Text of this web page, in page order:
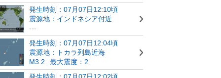
発生時刻：07月07日12:10頃
震源地：インドネシア付近
---
発生時刻：07月07日12:04頃
震源地：トカラ列島近海
M3.2
最大震度：2
発生時刻：07月07日12:02頃